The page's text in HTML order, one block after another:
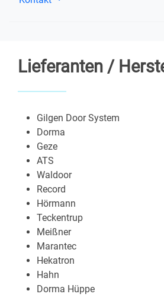
Lieferanten /
Gilgen Door System
Dorma
Geze
ATS
Waldoor
Record
Hörmann
Teckentrup
Meißner
Marantec
Hekatron
Hahn
Dorma Hüppe